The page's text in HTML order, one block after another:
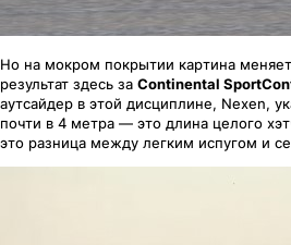
Но на мокром покрытии картина
результат здесь за Continental
аутсайдер в этой дисциплине, Nexen,
почти в 4 метра — это длина целого
это разница между легким испугом и